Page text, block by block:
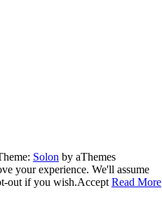
Solon by aThemes
your experience. We'll assume
out if you wish.Accept Read More